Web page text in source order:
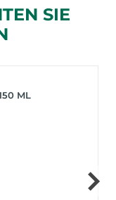
SIE
ML